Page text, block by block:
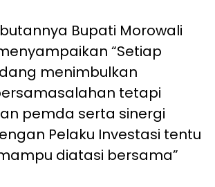
Bupati Morowali
“Setiap
menimbulkan
tetapi
pemda serta sinergi
Pelaku Investasi tentu
diatasi bersama”